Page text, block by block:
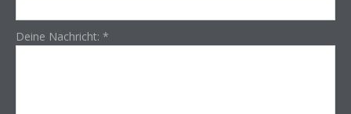
Deine Nachricht: *